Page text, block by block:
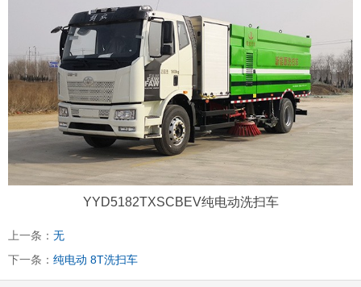
YYD5182TXSCBEV纯电动洗扫车
上一条： 无
下一条： 纯电动 8T洗扫车